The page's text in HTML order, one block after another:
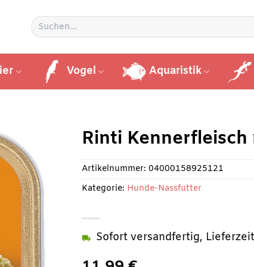
Suchen
nach:
Vogel Aquaristik
Rinti
Sofort versandfertig,
Artikelnummer:04000158925121
Kategorie: Hunde-Nassfutter